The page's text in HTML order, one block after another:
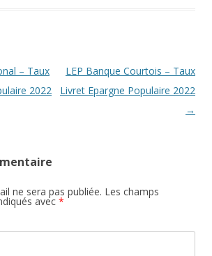
– Taux
2022
LEP Banque Courtois – Taux
Livret Epargne Populaire 2022
→
ne sera pas publiée. Les champs
avec *